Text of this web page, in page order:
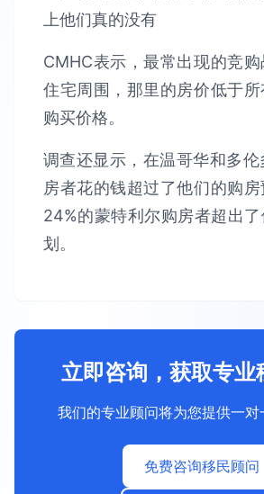
CMHC表示，最常出现的竞
住宅周围，那里的房价低于
购买价格。
调查还显示，在温哥华和多
房者花的钱超过了他们的购
24%的蒙特利尔购房者超出
划。
立即咨询，获取专业
我们的专业顾问将为您提供一对
免费咨询移民顾问